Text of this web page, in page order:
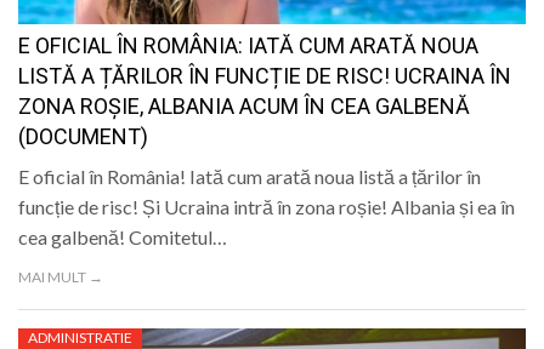
E OFICIAL ÎN ROMÂNIA: IATĂ CUM ARATĂ NOUA
LISTĂ A ȚĂRILOR ÎN FUNCȚIE DE RISC! UCRAINA ÎN
ZONA ROȘIE, ALBANIA ACUM ÎN CEA GALBENĂ
(DOCUMENT)
E oficial în România! Iată cum arată noua listă a țărilor în
funcție de risc! Și Ucraina intră în zona roșie! Albania și ea în
cea galbenă! Comitetul…
MAI MULT →
ADMINISTRATIE